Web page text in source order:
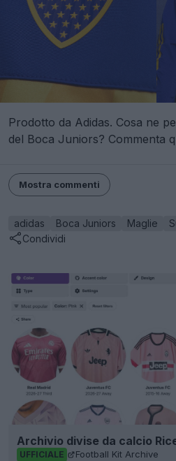
Prodotto da Adidas. Cosa ne
del Boca Juniors? Commenta
Mostra commenti
adidas Boca Juniors Maglie
Condividi
Archivio divise da calcio
UFFICIALE Football Kit Archive